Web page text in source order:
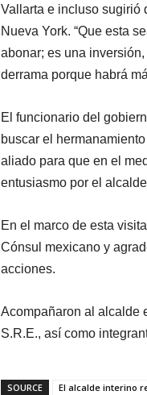
Vallarta e incluso sugirió
Nueva York. “Que esta
abonar; es una
derrama porque habrá
El funcionario del
buscar el
aliado para que en el
entusiasmo por el
En el marco de esta
Cónsul mexicano y
acciones.
Acompañaron al alcalde
S.R.E., así como
SOURCE
El alcalde interino